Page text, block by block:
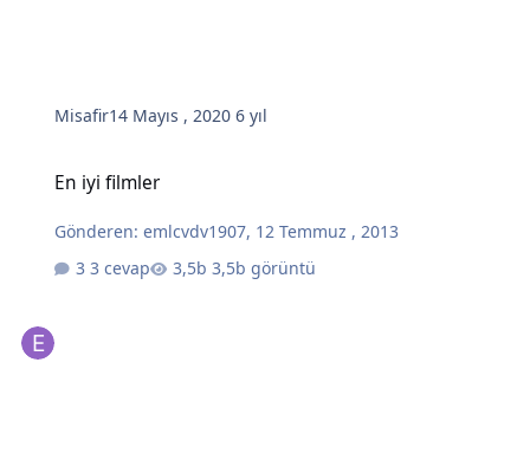
Misafir14 Mayıs , 20206 yıl
En iyi filmler
Gönderen:emlcvdv1907, 12 Temmuz , 2013
3 cevap
3,5b görüntü